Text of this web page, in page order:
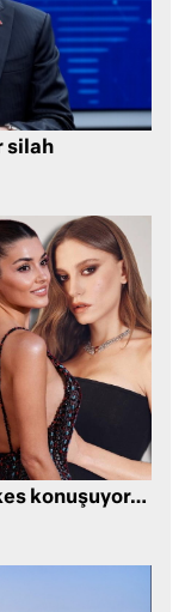
silah
konuşuyor…